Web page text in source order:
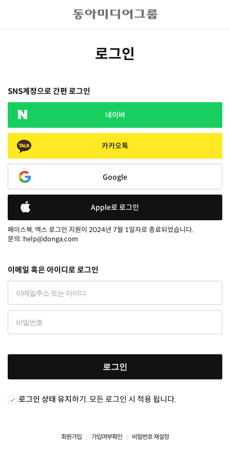
로그인
SNS계정으로 간편 로그인
네이버
카카오톡
Google
Apple로 로그인
페이스북, 엑스 로그인 지원이 2024년 7월 1일자로 종료되었습니다.
문의: help@donga.com
이메일 혹은 아이디로 로그인
로그인
로그인 상태 유지하기. 모든 로그인 시 적용 됩니다.
회원가입 가입여부확인 비밀번호 재설정